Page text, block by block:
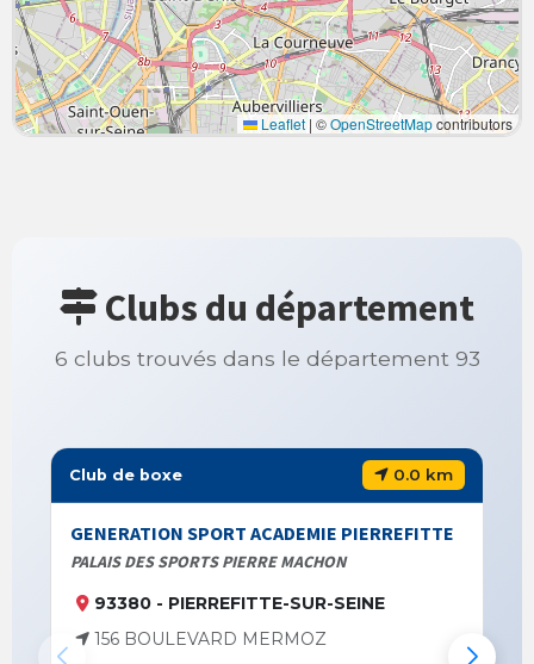
Leaflet | ©OpenStreetMapcontributors
Clubs du département
6 clubs trouvés dans le département 93
Club de boxe 0.0 km
GENERATION SPORT ACADEMIE PIERREFITTE
PALAIS DES SPORTS PIERRE MACHON
93380 - PIERREFITTE-SUR-SEINE
156 BOULEVARD MERMOZ